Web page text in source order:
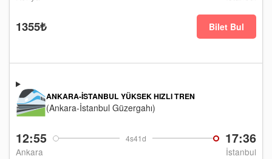
1355₺ Bilet Bul
12:55 4s41d 17:36
Ankara İstanbul
ANKARA-İSTANBUL YÜKSEK HIZLI TREN
(Ankara-İstanbul Güzergahı)